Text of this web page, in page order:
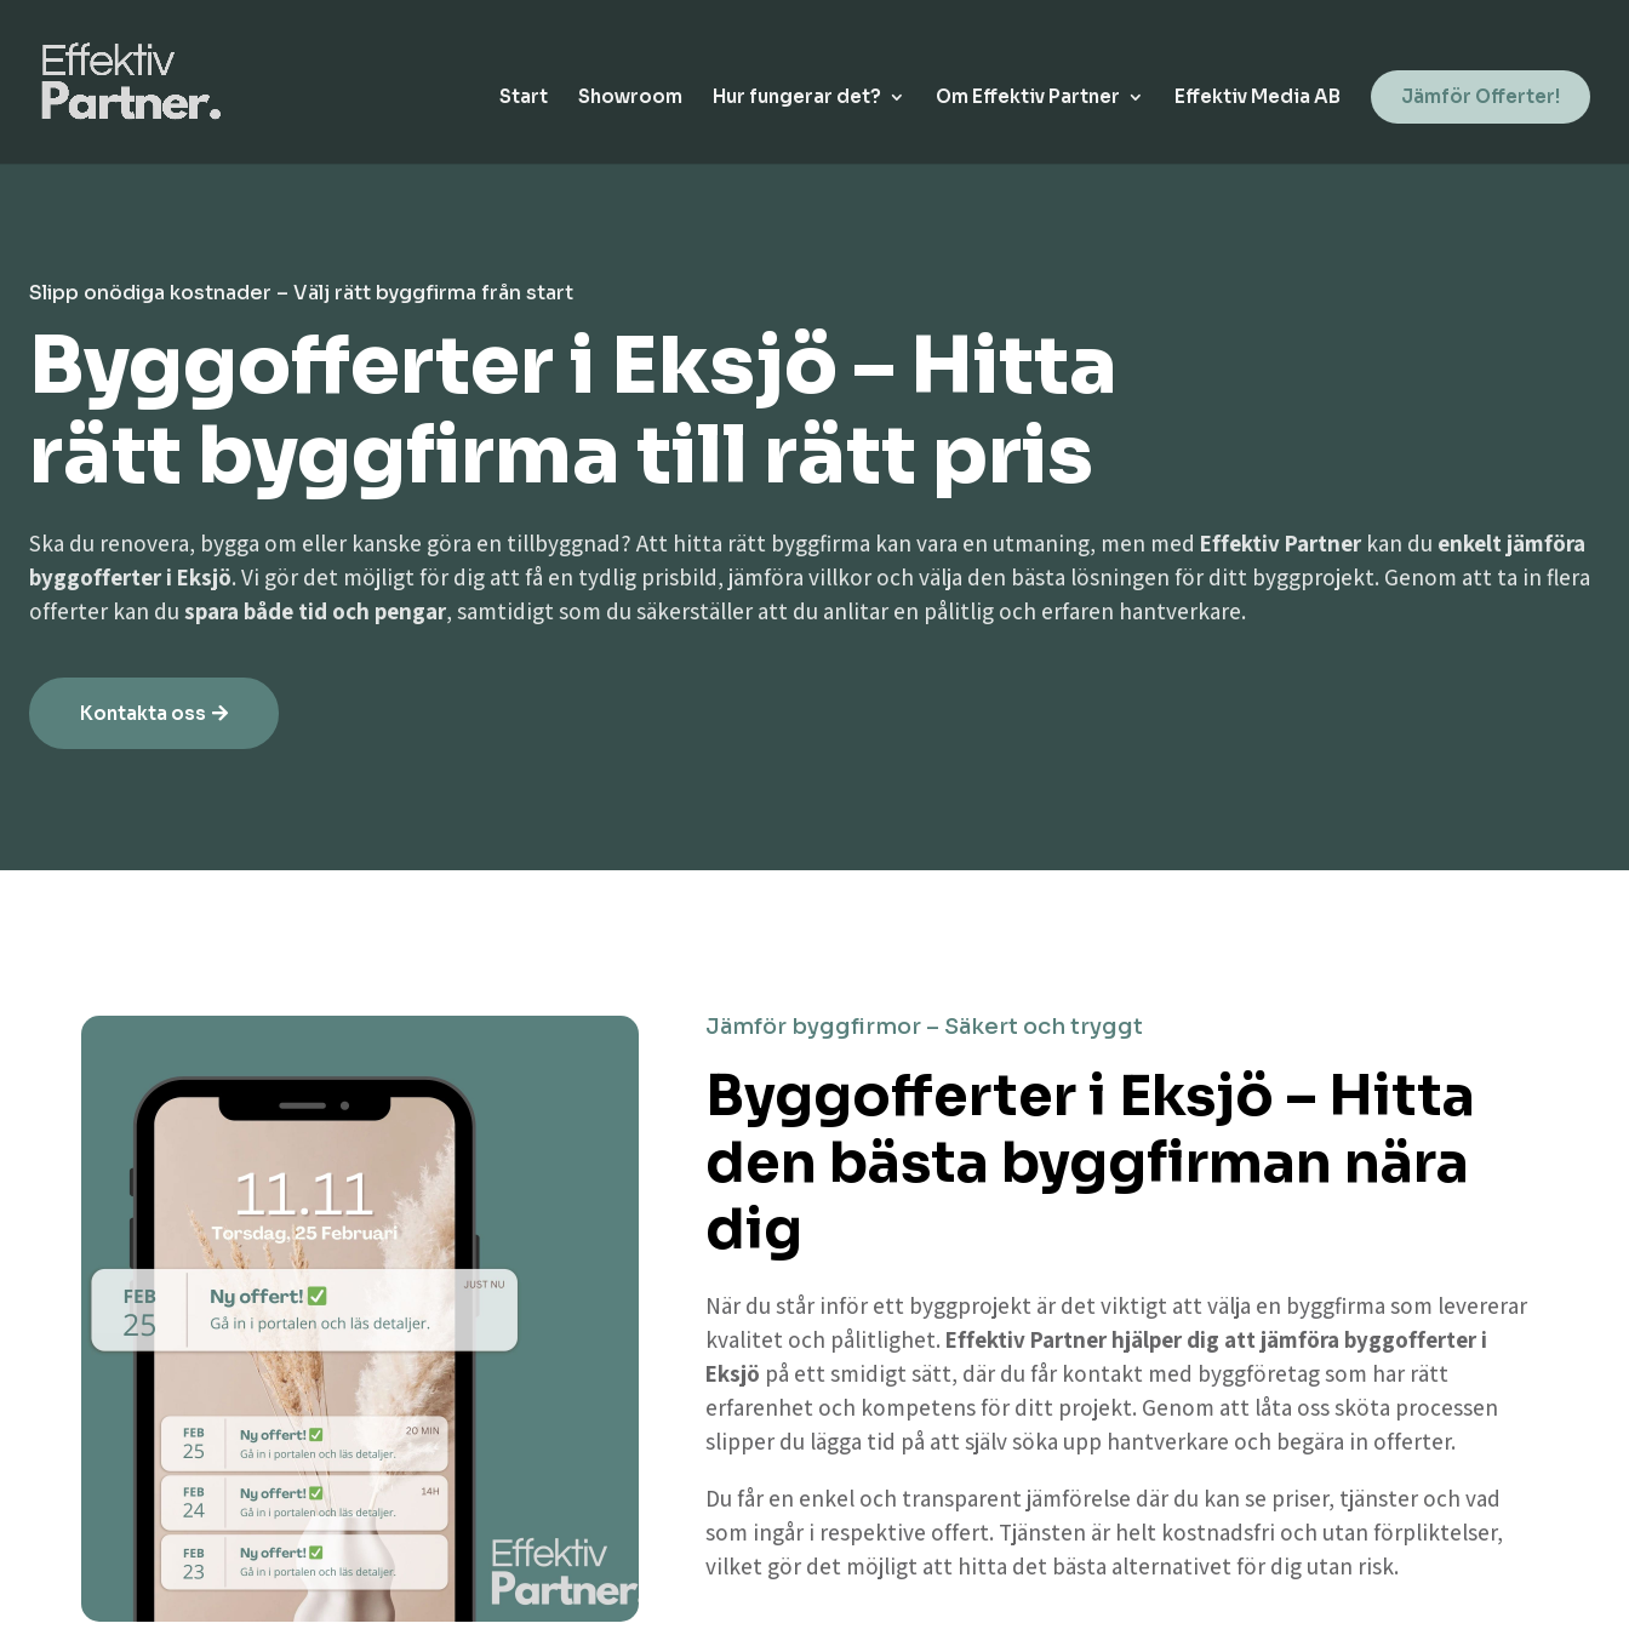
Start Showroom Hur fungerar det? Om Effektiv Partner Effektiv Media AB Jämför Offerter!
Slipp onödiga kostnader – Välj rätt byggfirma från start
Byggofferter i Eksjö – Hitta
rätt byggfirma till rätt pris
Ska du renovera, bygga om eller kanske göra en tillbyggnad? Att hitta rätt byggfirma kan vara en utmaning, men med Effektiv Partner kan du enkelt jämföra
byggofferter i Eksjö. Vi gör det möjligt för dig att få en tydlig prisbild, jämföra villkor och välja den bästa lösningen för ditt byggprojekt. Genom att ta in flera
offerter kan du spara både tid och pengar, samtidigt som du säkerställer att du anlitar en pålitlig och erfaren hantverkare.
Kontakta oss
Jämför byggfirmor – Säkert och tryggt
Byggofferter i Eksjö – Hitta
den bästa byggfirman nära
dig
När du står inför ett byggprojekt är det viktigt att välja en byggfirma som levererar
kvalitet och pålitlighet. Effektiv Partner hjälper dig att jämföra byggofferter i
Eksjö på ett smidigt sätt, där du får kontakt med byggföretag som har rätt
erfarenhet och kompetens för ditt projekt. Genom att låta oss sköta processen
slipper du lägga tid på att själv söka upp hantverkare och begära in offerter.
Du får en enkel och transparent jämförelse där du kan se priser, tjänster och vad
som ingår i respektive offert. Tjänsten är helt kostnadsfri och utan förpliktelser,
vilket gör det möjligt att hitta det bästa alternativet för dig utan risk.